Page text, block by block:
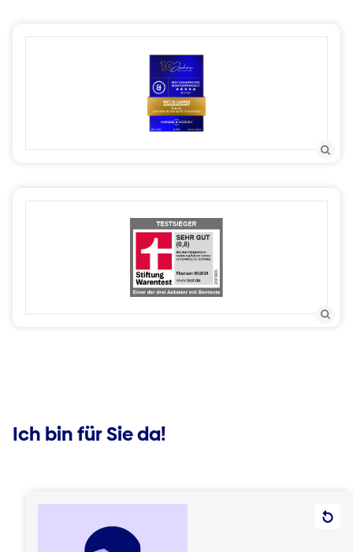
Ich bin für Sie da!